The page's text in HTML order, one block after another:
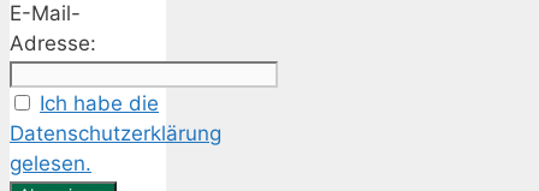
E-Mail-
Adresse:
Ich habe die
Datenschutzerklärung
gelesen.